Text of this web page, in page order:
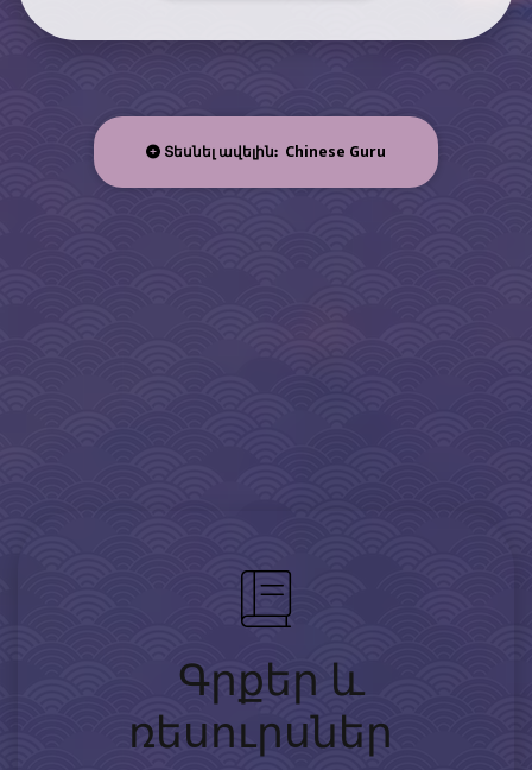
Տեսնել ավելին: Chinese Guru
Գրքեր և
ռեսուրսներ